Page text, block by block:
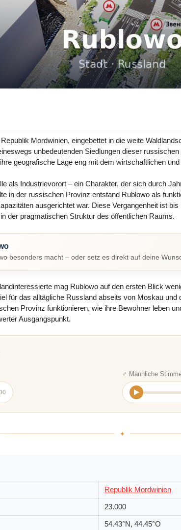
Mordwinien, eingebettet in die weite
unbedeutenden Siedlungen dieser
geografische Lage eng mit dem wirtschaftlichen
als Industrievorort – ein Charakter, der sich durch
in der russischen Provinz entstand Rublowo als
ausgerichtet war. Diese Vergangenheit ist
der pragmatischen Struktur des öffentlichen Raums.
besonders macht – oder setz es direkt auf deine
mag Rublowo auf den ersten Blick
für das alltägliche Russland abseits von Moskau
Provinz funktionieren, wie ihre Bewohner leben
Ausgangspunkt.
♂ Männliche
Republik Mordwinien
23.000
54.43°N, 44.45°O